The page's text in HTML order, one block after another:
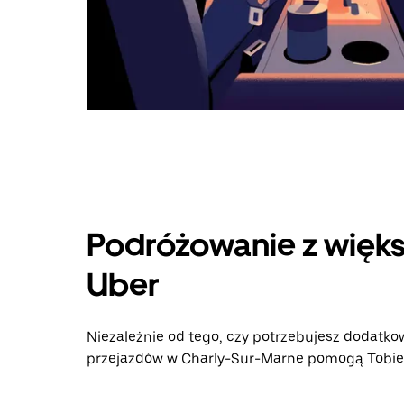
Podróżowanie z
Uber
Niezależnie od tego, czy potrzebujesz
przejazdów w Charly-Sur-Marne pomogą